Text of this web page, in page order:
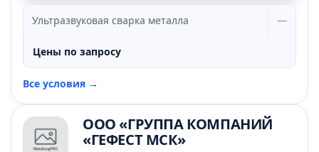
Ультразвуковая сварка металла —
Цены по запросу
Все условия →
ООО «ГРУППА КОМПАНИЙ
«ГЕФЕСТ МСК»